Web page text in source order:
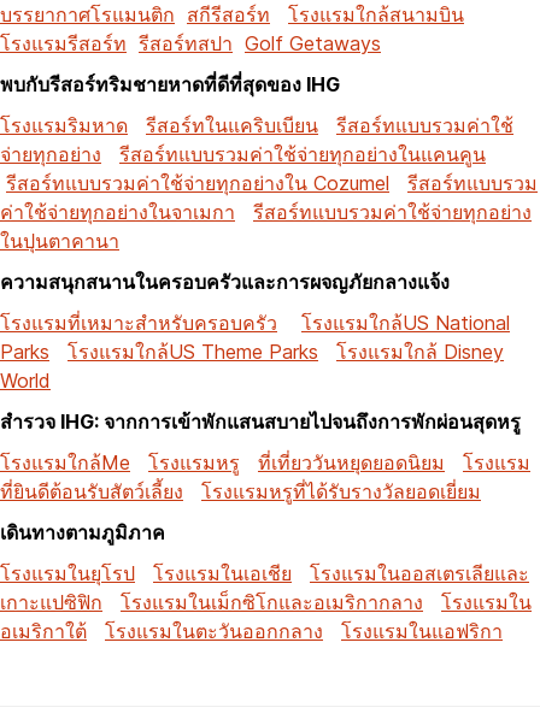
บรรยากาศโรแมนติก สกีรีสอร์ท
โรงแรมใกล้สนามบิน
โรงแรมรีสอร์ท รีสอร์ทสปา Golf Getaways
พบกับรีสอร์ทริมชายหาดที่ดีที่สุดของ IHG
โรงแรมริมหาด
รีสอร์ทในแคริบเบียน
รีสอร์ทแบบรวมค่าใช้
จ่ายทุกอย่าง
รีสอร์ทแบบรวมค่าใช้จ่ายทุกอย่างในแคนคูน
รีสอร์ทแบบรวมค่าใช้จ่ายทุกอย่างใน Cozumel
รีสอร์ทแบบรวม
ค่าใช้จ่ายทุกอย่างในจาเมกา
รีสอร์ทแบบรวมค่าใช้จ่ายทุกอย่าง
ในปุนตาคานา
ความสนุกสนานในครอบครัวและการผจญภัยกลางแจ้ง
โรงแรมที่เหมาะสำหรับครอบครัว
โรงแรมใกล้US National
Parks
โรงแรมใกล้US Theme Parks
โรงแรมใกล้ Disney
World
สำรวจ IHG: จากการเข้าพักแสนสบายไปจนถึงการพักผ่อนสุดหรู
โรงแรมใกล้Me
โรงแรมหรู ที่เที่ยววันหยุดยอดนิยม
โรงแรม
ที่ยินดีต้อนรับสัตว์เลี้ยง
โรงแรมหรูที่ได้รับรางวัลยอดเยี่ยม
เดินทางตามภูมิภาค
โรงแรมในยุโรป
โรงแรมในเอเชีย
โรงแรมในออสเตรเลียและ
เกาะแปซิฟิก
โรงแรมในเม็กซิโกและอเมริกากลาง
โรงแรมใน
อเมริกาใต้
โรงแรมในตะวันออกกลาง โรงแรมในแอฟริกา